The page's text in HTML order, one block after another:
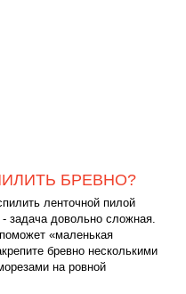
БРЕВНО?
ленточной пилой
задача довольно сложная.
«маленькая
бревно несколькими
на ровной